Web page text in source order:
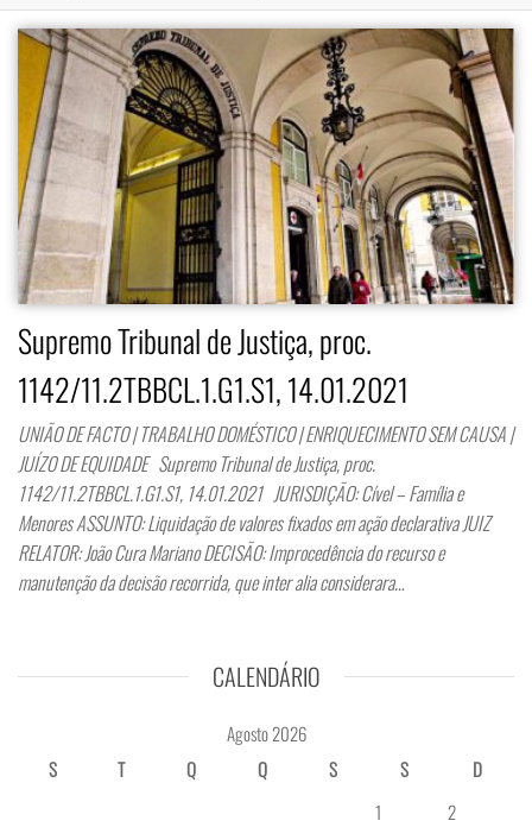
Supremo Tribunal de Justiça, proc.
1142/11.2TBBCL.1.G1.S1, 14.01.2021
UNIÃO DE FACTO | TRABALHO DOMÉSTICO | ENRIQUECIMENTO SEM CAUSA |
JUÍZO DE EQUIDADE Supremo Tribunal de Justiça, proc.
1142/11.2TBBCL.1.G1.S1, 14.01.2021 JURISDIÇÃO: Cível – Família e
Menores ASSUNTO: Liquidação de valores fixados em ação declarativa JUIZ
RELATOR: João Cura Mariano DECISÃO: Improcedência do recurso e
manutenção da decisão recorrida, que inter alia considerara…
CALENDÁRIO
Agosto 2026
S
T Q Q S S
D
1
2